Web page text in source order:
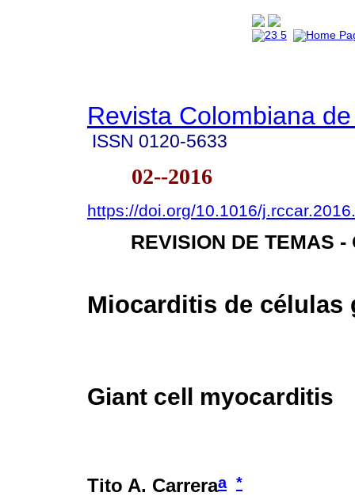
Revista Colombiana
ISSN 0120-5633
02--2016
https://doi.org/10.1016/
REVISION DE TEMAS -
Miocarditis de células
Giant cell myocarditis
Tito A. Carreraa *